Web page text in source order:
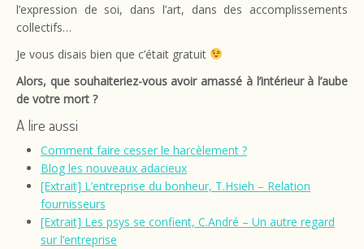
l’expression de soi, dans l’art, dans des accomplissements
collectifs…
Je vous disais bien que c’était gratuit
Alors, que souhaiteriez-vous avoir amassé à l’intérieur à l’aube
de votre mort ?
A lire aussi
Comment faire cesser le harcèlement ?
Blog les nouveaux adacieux
[Extrait] L’entreprise du bonheur, T.Hsieh – Relation
fournisseurs
[Extrait] Les psys se confient, C.André – Un autre regard
sur l’entreprise